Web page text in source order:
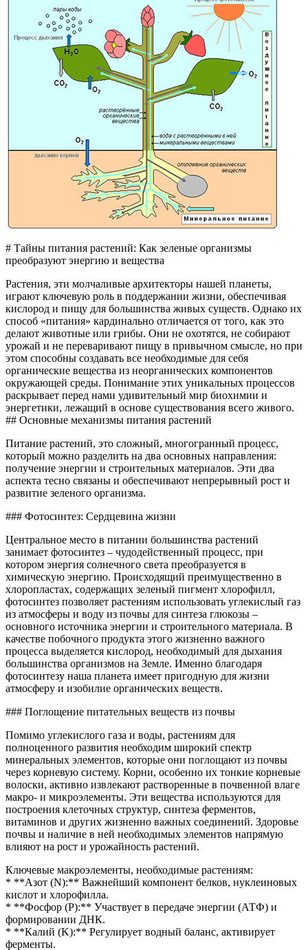
# Тайны питания растений: Как зеленые организмы
преобразуют энергию и вещества
Растения, эти молчаливые архитекторы нашей планеты,
играют ключевую роль в поддержании жизни, обеспечивая
кислород и пищу для большинства живых существ. Однако их
способ «питания» кардинально отличается от того, как это
делают животные или грибы. Они не охотятся, не собирают
урожай и не переваривают пищу в привычном смысле, но при
этом способны создавать все необходимые для себя
органические вещества из неорганических компонентов
окружающей среды. Понимание этих уникальных процессов
раскрывает перед нами удивительный мир биохимии и
энергетики, лежащий в основе существования всего живого.
## Основные механизмы питания растений
Питание растений, это сложный, многогранный процесс,
который можно разделить на два основных направления:
получение энергии и строительных материалов. Эти два
аспекта тесно связаны и обеспечивают непрерывный рост и
развитие зеленого организма.
### Фотосинтез: Сердцевина жизни
Центральное место в питании большинства растений
занимает фотосинтез – чудодейственный процесс, при
котором энергия солнечного света преобразуется в
химическую энергию. Происходящий преимущественно в
хлоропластах, содержащих зеленый пигмент хлорофилл,
фотосинтез позволяет растениям использовать углекислый газ
из атмосферы и воду из почвы для синтеза глюкозы –
основного источника энергии и строительного материала. В
качестве побочного продукта этого жизненно важного
процесса выделяется кислород, необходимый для дыхания
большинства организмов на Земле. Именно благодаря
фотосинтезу наша планета имеет пригодную для жизни
атмосферу и изобилие органических веществ.
### Поглощение питательных веществ из почвы
Помимо углекислого газа и воды, растениям для
полноценного развития необходим широкий спектр
минеральных элементов, которые они поглощают из почвы
через корневую систему. Корни, особенно их тонкие корневые
волоски, активно извлекают растворенные в почвенной влаге
макро- и микроэлементы. Эти вещества используются для
построения клеточных структур, синтеза ферментов,
витаминов и других жизненно важных соединений. Здоровье
почвы и наличие в ней необходимых элементов напрямую
влияют на рост и урожайность растений.
Ключевые макроэлементы, необходимые растениям:
* **Азот (N):** Важнейший компонент белков, нуклеиновых
кислот и хлорофилла.
* **Фосфор (P):** Участвует в передаче энергии (АТФ) и
формировании ДНК.
* **Калий (K):** Регулирует водный баланс, активирует
ферменты.